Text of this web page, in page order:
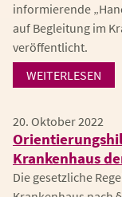
informierende
auf Begleitung im
veröffentlicht.
WEITERLESEN
20. Oktober 2022
Krankenhaus
Die gesetzliche